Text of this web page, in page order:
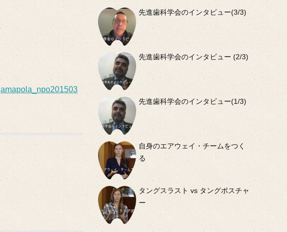
amapola_npo201503
先進歯科学会のインタビュー(3/3)
先進歯科学会のインタビュー (2/3)
先進歯科学会のインタビュー(1/3)
自身のエアウェイ・チームをつく
る
タングスラスト vs タングポスチャ
ー